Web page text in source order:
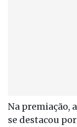
Na premiação,
se destacou